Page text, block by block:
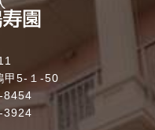
甲5-１-50
8454
3924